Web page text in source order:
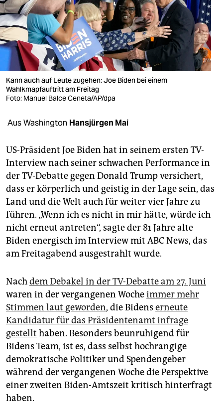
nord
wahrheit
verlag
verlag
veranstaltungen
unterstützen
abo
genossenschaft
epaper login
Kann auch auf Leute zugehen: Joe Biden bei einem
Wahlkmapfauftritt am Freitag
Foto: Manuel Balce Ceneta/AP/dpa
Aus Washington Hansjürgen Mai
US-Präsident Joe Biden hat in seinem ersten TV-
Interview nach seiner schwachen Performance in
der TV-Debatte gegen Donald Trump versichert,
dass er körperlich und geistig in der Lage sein, das
Land und die Welt auch für weiter vier Jahre zu
führen. „Wenn ich es nicht in mir hätte, würde ich
nicht erneut antreten“, sagte der 81 Jahre alte
Biden energisch im Interview mit ABC News, das
am Freitagabend ausgestrahlt wurde.
Nachdem Debakel in der TV-Debatte am 27. Juni
waren in der vergangenen Wocheimmer mehr
Stimmen laut geworden, die Bidens erneute
Kandidatur für das Präsidentenamt infrage
gestellt haben. Besonders beunruhigend für
Bidens Team, ist es, dass selbst hochrangige
demokratische Politiker und Spendengeber
während der vergangenen Woche die Perspektive
einer zweiten Biden-Amtszeit kritisch hinterfragt
haben.